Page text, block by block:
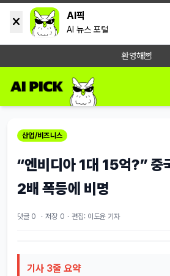
AI픽
AI 뉴스 포털
환영해🦉
산업/비즈니스
“엔비디아 1대 15억?” 중
2배 폭등에 비명
댓글 0 · 저장 0 · 편집: 이도윤 기자
기사 3줄 요약